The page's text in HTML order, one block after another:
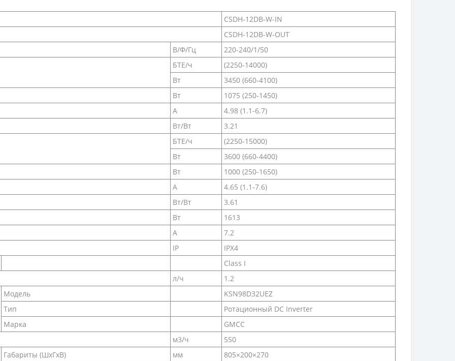
CSDH-12DB-W-IN
CSDH-12DB-W-OUT
В/Ф/Гц
220-240/1/50
БТЕ/ч
(2250-14000)
Вт
3450 (660-4100)
Вт
1075 (250-1450)
А
4.98 (1.1-6.7)
Вт/Вт
3.21
БТЕ/ч
(2250-15000)
Вт
3600 (660-4400)
Вт
1000 (250-1650)
А
4.65 (1.1-7.6)
Вт/Вт
3.61
Вт
1613
А
7.2
IP
IPX4
Class I
л/ч
1.2
Модель
KSN98D32UEZ
Тип
Ротационный DC Inverter
Марка
GMCC
м3/ч
550
Габариты (ШxГxВ)
мм
805×200×270